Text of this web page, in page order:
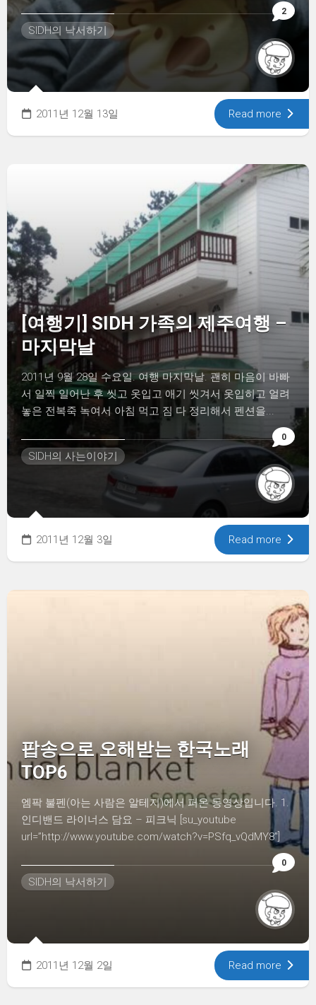
2
SIDH의 낙서하기
2011년 12월 13일 Read more
0
[여행기] SIDH 가족의 제주여행 –
마지막날
2011년 9월 28일 수요일. 여행 마지막날. 괜히 마음이 바빠
서 일찍 일어난 후 씻고 옷입고 애기 씻겨서 옷입히고 얼려
놓은 전복죽 녹여서 아침 먹고 짐 다 정리해서 펜션을...
SIDH의 사는이야기
2011년 12월 3일 Read more
0
팝송으로 오해받는 한국노래
TOP6
엠팍 불펜(아는 사람은 알테지)에서 퍼온 동영상입니다. 1.
인디밴드 라이너스 담요 – 피크닉 [su_youtube
url=”http://www.youtube.com/watch?v=PSfq_vQdMY8″]
SIDH의 낙서하기
2011년 12월 2일 Read more